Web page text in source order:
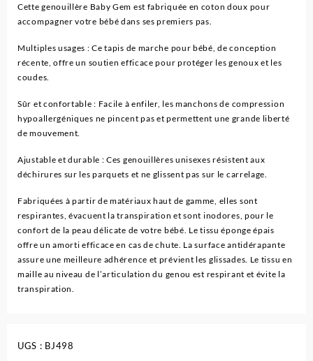
Cette genouillère Baby Gem est fabriquée en coton doux pour
accompagner votre bébé dans ses premiers pas.
Multiples usages : Ce tapis de marche pour bébé, de conception
récente, offre un soutien efficace pour protéger les genoux et les
coudes.
Sûr et confortable : Facile à enfiler, les manchons de compression
hypoallergéniques ne pincent pas et permettent une grande liberté
de mouvement.
Ajustable et durable : Ces genouillères unisexes résistent aux
déchirures sur les parquets et ne glissent pas sur le carrelage.
Fabriquées à partir de matériaux haut de gamme, elles sont
respirantes, évacuent la transpiration et sont inodores, pour le
confort de la peau délicate de votre bébé. Le tissu éponge épais
offre un amorti efficace en cas de chute. La surface antidérapante
assure une meilleure adhérence et prévient les glissades. Le tissu en
maille au niveau de l’articulation du genou est respirant et évite la
transpiration.
UGS : BJ498